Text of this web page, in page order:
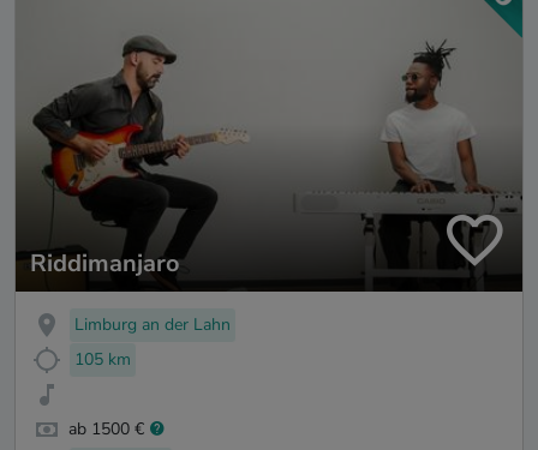
Riddimanjaro
Limburg an der Lahn
105 km
ab 1500 €